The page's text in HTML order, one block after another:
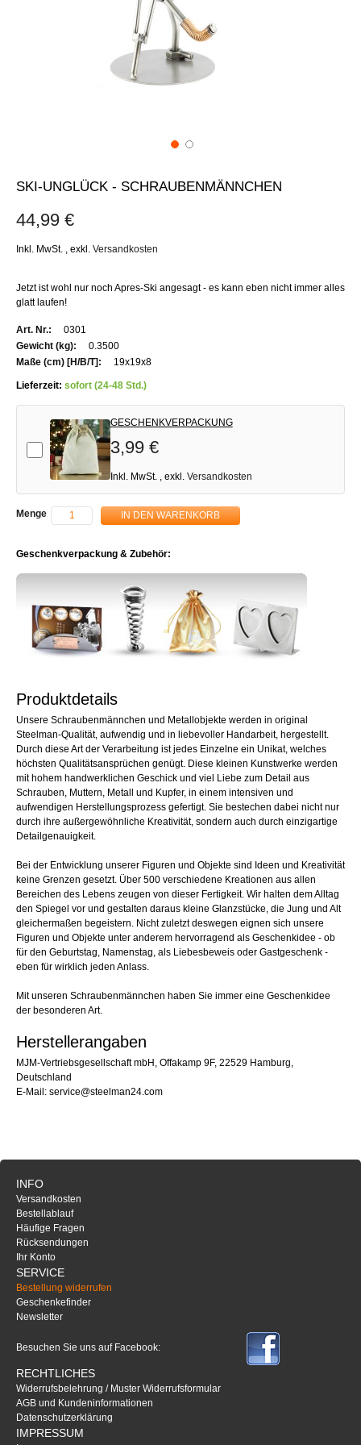
SKI-UNGLÜCK - SCHRAUBENMÄNNCHEN
44,99 €
Inkl. MwSt. exkl. Versandkosten
Jetzt ist wohl nur noch Apres-Ski angesagt - es kann eben nicht immer alles
glatt laufen!
Weitere
Informationen
0301
0.3500
19x19x8
Lieferzeit: sofort (24-48 Std.)
Add-on
GESCHENKVERPACKUNG
3,99 €
Inkl. MwSt. exkl. Versandkosten
Menge IN DEN WARENKORB
Geschenkverpackung & Zubehör:
Produktdetails
Unsere Schraubenmännchen und Metallobjekte werden in original
Steelman-Qualität, aufwendig und in liebevoller Handarbeit, hergestellt.
Durch diese Art der Verarbeitung ist jedes Einzelne ein Unikat, welches
höchsten Qualitätsansprüchen genügt. Diese kleinen Kunstwerke werden
mit hohem handwerklichen Geschick und viel Liebe zum Detail aus
Schrauben, Muttern, Metall und Kupfer, in einem intensiven und
aufwendigen Herstellungsprozess gefertigt. Sie bestechen dabei nicht nur
durch ihre außergewöhnliche Kreativität, sondern auch durch einzigartige
Detailgenauigkeit.
Bei der Entwicklung unserer Figuren und Objekte sind Ideen und Kreativität
keine Grenzen gesetzt. Über 500 verschiedene Kreationen aus allen
Bereichen des Lebens zeugen von dieser Fertigkeit. Wir halten dem Alltag
den Spiegel vor und gestalten daraus kleine Glanzstücke, die Jung und Alt
gleichermaßen begeistern. Nicht zuletzt deswegen eignen sich unsere
Figuren und Objekte unter anderem hervorragend als Geschenkidee - ob
für den Geburtstag, Namenstag, als Liebesbeweis oder Gastgeschenk -
eben für wirklich jeden Anlass.
Mit unseren Schraubenmännchen haben Sie immer eine Geschenkidee
der besonderen Art.
Herstellerangaben
MJM-Vertriebsgesellschaft mbH, Offakamp 9F, 22529 Hamburg,
Deutschland
E-Mail: service@steelman24.com
INFO
Versandkosten
Bestellablauf
Häufige Fragen
Rücksendungen
Ihr Konto
SERVICE
Bestellung widerrufen
Geschenkefinder
Newsletter
Besuchen Sie uns auf Facebook:
RECHTLICHES
Widerrufsbelehrung / Muster Widerrufsformular
AGB und Kundeninformationen
Datenschutzerklärung
IMPRESSUM